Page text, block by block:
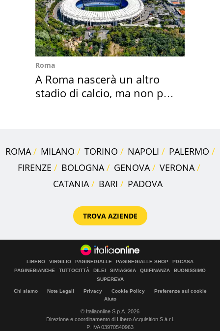
Roma
A Roma nascerà un altro
stadio di calcio, ma non per
ROMA MILANO TORINO NAPOLI
PALERMO
FIRENZE
BOLOGNA GENOVA
VERONA
CATANIA
BARI PADOVA
TROVA AZIENDE
LIBERO VIRGILIO PAGINEGIALLE PAGINEGIALLE SHOP
PGCASA
PAGINEBIANCHE
TUTTOCITTÀ DILEI SIVIAGGIA QUIFINANZA
BUONISSIMO
SUPEREVA
Chi siamo Note Legali Privacy Cookie Policy
Preferenze sui cookie
Aiuto
© Italiaonline S.p.A. 2026
Direzione e coordinamento di Libero Acquisition S.á r.l.
P. IVA 03970540963